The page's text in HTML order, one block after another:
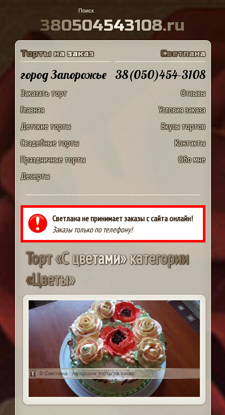
380504543108.ru
Торты на заказ
город Запорожье
Заказать торт
Главная
Детские торты
Свадебные торты
Праздничные торты
Десерты
Светлана
38(050)454-3108
Отзывы
Условия заказа
Вкусы тортов
Контакты
Обо мне
Светлана не принимает заказы с сайта онлайн!
Заказы только по телефону!
Торт«Сцветами»категории
«Цветы»